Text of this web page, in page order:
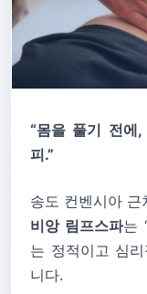
“몸을 풀기 전에
피.”
송도 컨벤시아
비앙 림프스파는
는 정적이고 심
니다.